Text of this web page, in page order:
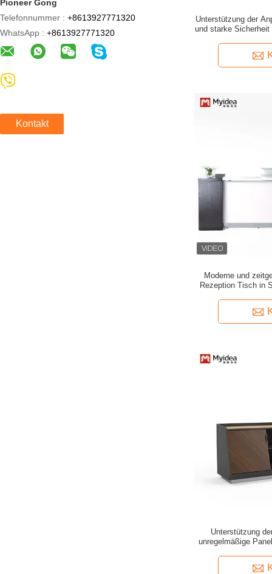
Pioneer Gong
Telefonnummer : +8613927771320
WhatsApp : +8613927771320
Kontakt
Unterstützung der
und starke
Moderne und
Rezeption Tisch in
Unterstützung
unregelmäßige